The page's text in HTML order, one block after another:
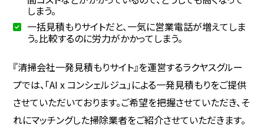
しまう。
一括見積もりサイトだと、一気に営業電話が増えてしま
う。比較するのに労力がかかってしまう。
『清掃会社一発見積もりサイト』を運営するラクヤスグルー
プでは、「AI x コンシェルジュ」による一発見積もりをご提供
させていただいております。ご希望を把握させていただき、そ
れにマッチングした掃除業者をご紹介させていただきます。